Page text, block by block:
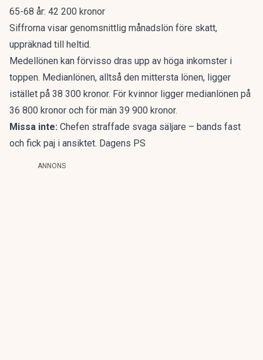
65-68 år: 42 200 kronor
Siffrorna visar genomsnittlig månadslön före skatt,
uppräknad till heltid.
Medellönen kan förvisso dras upp av höga inkomster i
toppen. Medianlönen, alltså den mittersta lönen, ligger
istället på 38 300 kronor. För kvinnor ligger medianlönen på
36 800 kronor och för män 39 900 kronor.
Missa inte: Chefen straffade svaga säljare – bands fast
och fick paj i ansiktet. Dagens PS
ANNONS